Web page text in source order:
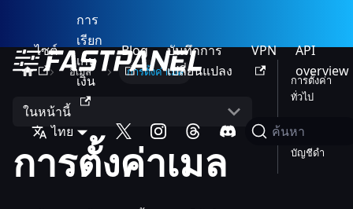
ไซต์
การ
เรียก
เก็บ
เงิน
Blog
บันทึกการ
เปลี่ยนแปลง
VPN
API
overview
ไทย ค้นหา
อีเมล การตั้งค่าเมล
ในหน้านี้
การตั้งค่าเมล
การตั้งค่า
ทั่วไป
จัดการ
บัญชีดำ